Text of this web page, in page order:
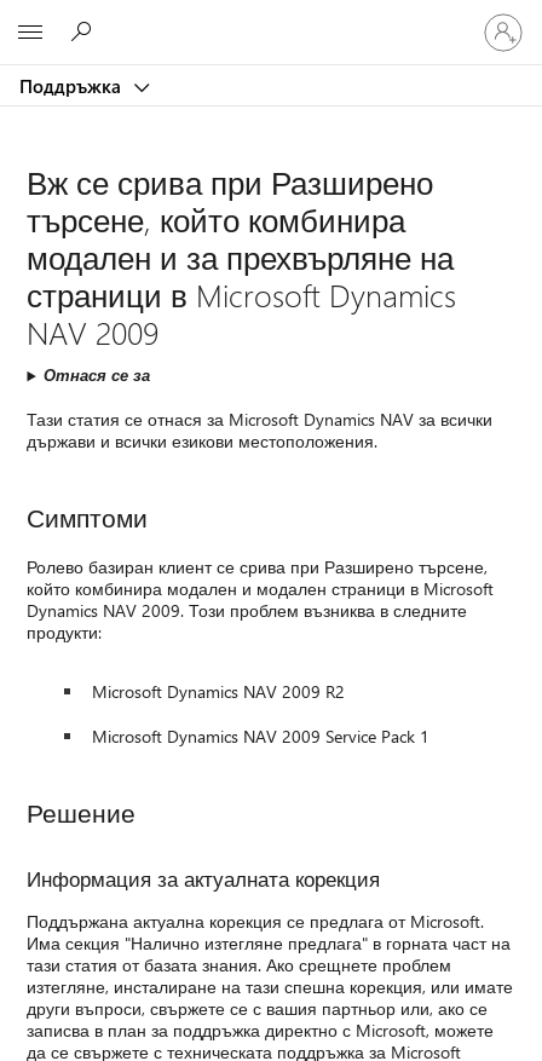
Поддръжка
Влезте
във
вашия
Вж се срива при Разширено
търсене, който комбинира
модален и за прехвърляне на
страници в Microsoft Dynamics
NAV 2009
Отнася се за
Тази статия се отнася за Microsoft Dynamics NAV за всички
държави и всички езикови местоположения.
Симптоми
Ролево базиран клиент се срива при Разширено търсене,
който комбинира модален и модален страници в Microsoft
Dynamics NAV 2009. Този проблем възниква в следните
продукти:
Microsoft Dynamics NAV 2009 R2
Microsoft Dynamics NAV 2009 Service Pack 1
Решение
Информация за актуалната корекция
Поддържана актуална корекция се предлага от Microsoft.
Има секция "Налично изтегляне предлага" в горната част на
тази статия от базата знания. Ако срещнете проблем
изтегляне, инсталиране на тази спешна корекция, или имате
други въпроси, свържете се с вашия партньор или, ако се
записва в план за поддръжка директно с Microsoft, можете
да се свържете с техническата поддръжка за Microsoft